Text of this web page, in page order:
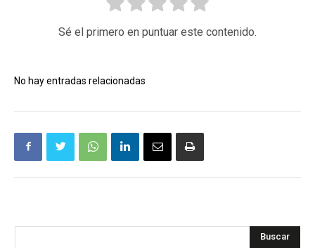
Sé el primero en puntuar este contenido.
No hay entradas relacionadas
Buscar